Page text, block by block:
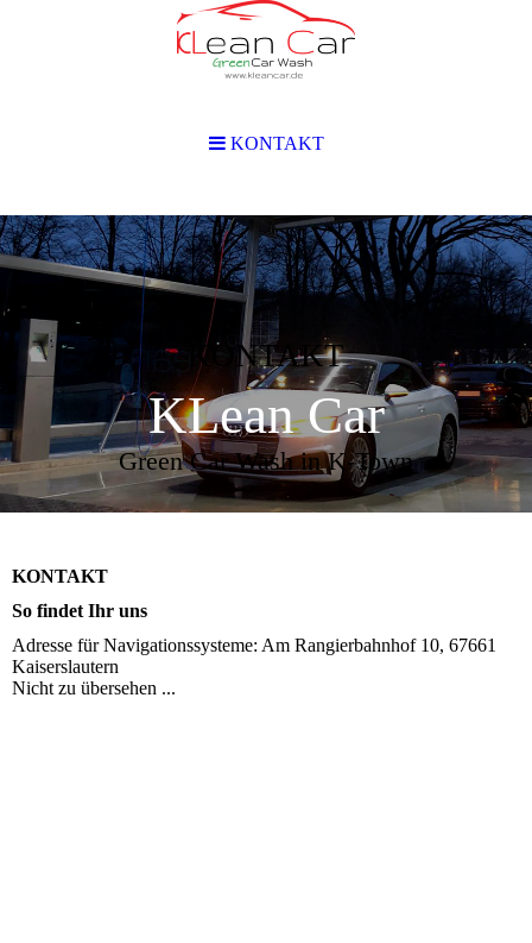
KONTAKT
KLean Car
Green Car Wash in K-Town
KONTAKT
So findet Ihr uns
Adresse für Navigationssysteme: Am Rangierbahnhof 10, 67661
Kaiserslautern
Nicht zu übersehen ...
KONTAKT